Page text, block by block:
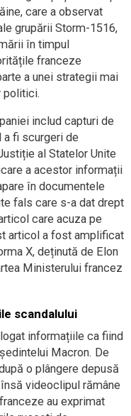
care a observat
grupării Storm-1516,
în timpul
franceze
a unei strategii mai
politici.
includ capturi de
a fi scurgeri de
al Statelor Unite
a acestor informații
în documentele
fals care s-a dat drept
care acuza pe
articol a fost amplificat
X, deținută de Elon
Ministerului francez
scandalului
informațiile ca fiind
Macron. De
o plângere depusă
videoclipul rămâne
au exprimat